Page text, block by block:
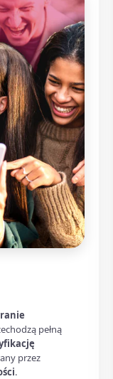
pełną
przez
.